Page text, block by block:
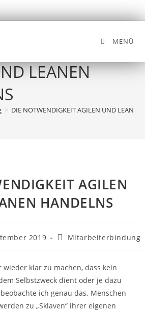
MENÜ
LEANEN
> DIE NOTWENDIGKEIT AGILEN UND
AGILEN
HANDELNS
2019 Mitarbeiterbindung
klar zu machen, dass kein
Selbstzweck dient oder je dazu
ich genau das. Menschen
zu „Sklaven“ ihrer eigenen